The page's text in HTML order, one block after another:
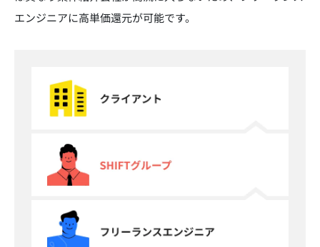
エンジニアに高単価還元が可能です。​​